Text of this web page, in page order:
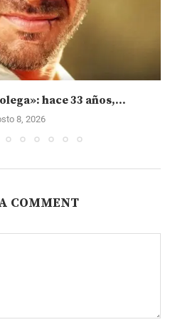
hace 33 años,...
8, 2026
COMMENT